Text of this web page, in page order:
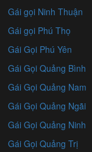
Gái gọi Ninh Thuận
Gái gọi Phú Thọ
Gái Gọi Phú Yên
Gái Gọi Quảng Bình
Gái Gọi Quảng Nam
Gái Gọi Quảng Ngãi
Gái Gọi Quảng Ninh
Gái Gọi Quảng Trị